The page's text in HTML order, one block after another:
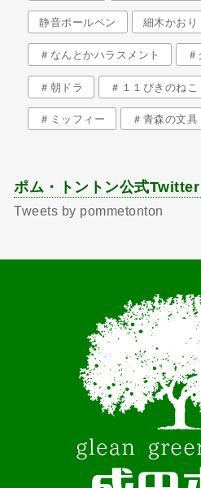
静音ボールペン 細木かおり
＃なんとかハラスメント
＃朝ドラ ＃１１ぴきのねこ
＃ミッフィー ＃青森の文具
ポム・トントン公式Twitter
Tweets by pommetonton